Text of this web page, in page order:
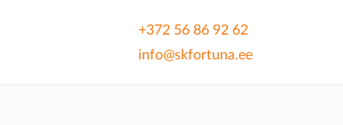
+372 56 86 92 62
info@skfortuna.ee